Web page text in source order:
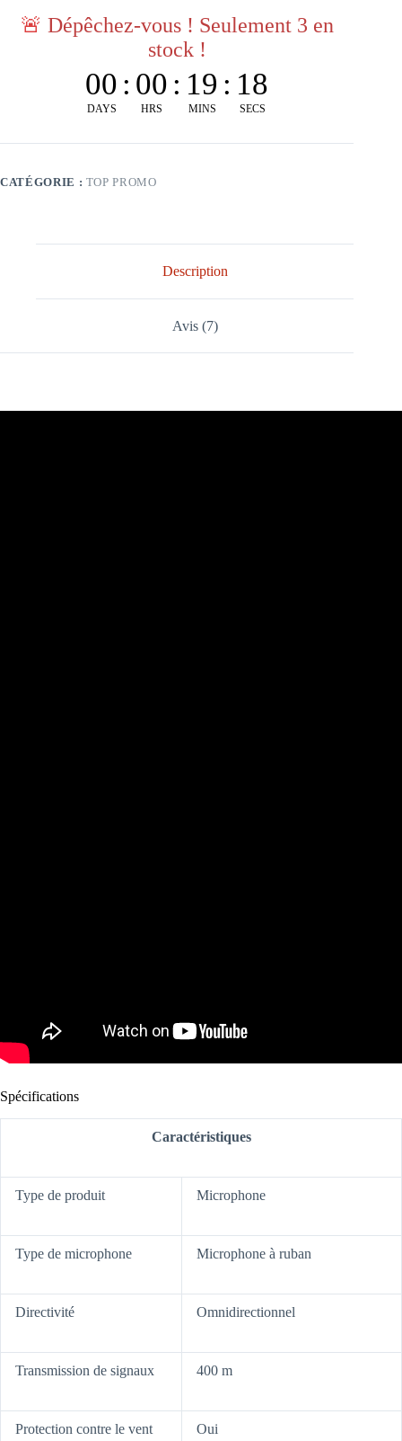
🚨 Dépêchez-vous ! Seulement 3 en
stock !
00
DAYS
: 00
HRS
: 19
MINS
: 17
SECS
CATÉGORIE : TOP PROMO
Description
Avis (7)
Spécifications
Caractéristiques
Type de produit Microphone
Type de microphone Microphone à ruban
Directivité Omnidirectionnel
Transmission de signaux 400 m
Protection contre le vent Oui